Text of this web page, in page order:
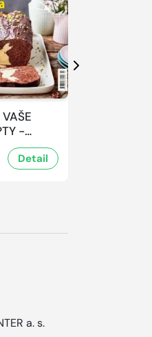
VAŠE
-
Detail
Další
a. s.